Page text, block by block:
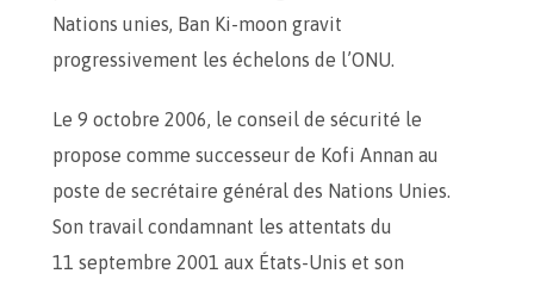
Nations unies, Ban Ki-moon gravit
progressivement les échelons de l’ONU.
Le 9 octobre 2006, le conseil de sécurité le
propose comme successeur de Kofi Annan au
poste de secrétaire général des Nations Unies.
Son travail condamnant les attentats du
11 septembre 2001 aux États-Unis et son